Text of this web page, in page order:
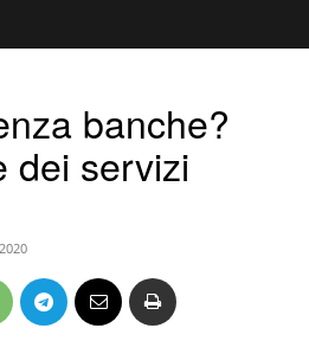
banche?
dei servizi